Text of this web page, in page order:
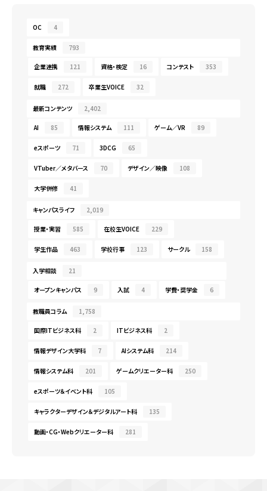
OC 4
教育実績 793
企業連携 121 資格・検定 16 コンテスト 353
就職 272 卒業生VOICE 32
最新コンテンツ 2,402
AI 85 情報システム 111 ゲーム／VR 89
eスポーツ 71 3DCG 65
VTuber／メタバース 70 デザイン／映像 108
大学併修 41
キャンパスライフ 2,019
授業・実習 585 在校生VOICE 229
学生作品 463 学校行事 123 サークル 158
入学相談 21
オープンキャンパス 9 入試 4 学費・奨学金 6
教職員コラム 1,758
国際ITビジネス科 2 ITビジネス科 2
情報デザイン大学科 7 AIシステム科 214
情報システム科 201 ゲームクリエーター科 250
eスポーツ＆イベント科 105
キャラクターデザイン＆デジタルアート科 135
動画・CG・Webクリエーター科 281